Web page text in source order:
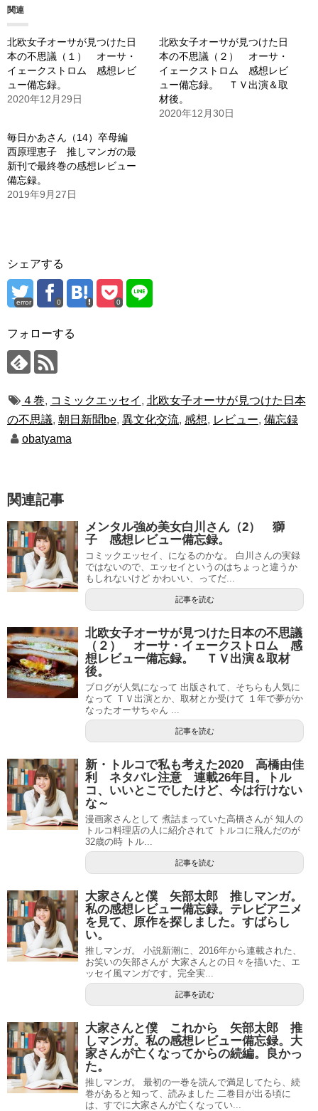
中…
関連
北欧女子オーサが見つけた日
本の不思議（１） オーサ・
イェークストロム 感想レビ
ュー備忘録。
2020年12月29日
北欧女子オーサが見つけた日
本の不思議（２） オーサ・
イェークストロム 感想レビ
ュー備忘録。 ＴＶ出演＆取
材後。
2020年12月30日
毎日かあさん（14）卒母編
西原理恵子 推しマンガの最
新刊で最終巻の感想レビュー
備忘録。
2019年9月27日
シェアする
error 0 0
フォローする
４巻, コミックエッセイ , 北欧女子オーサが見つけた日本
の不思議, 朝日新聞be, 異文化交流, 感想, レビュー, 備忘録
obatyama
関連記事
メンタル強め美女白川さん（2） 獅
子 感想レビュー備忘録。
コミックエッセイ、になるのかな。 白川さんの実録
ではないので、エッセイというのはちょっと違うか
もしれないけど かわいい、ってだ...
記事を読む
北欧女子オーサが見つけた日本の不思議
（２） オーサ・イェークストロム 感
想レビュー備忘録。 ＴＶ出演＆取材
後。
ブログが人気になって 出版されて、そちらも人気に
なって ＴＶ出演とか、取材とか受けて １年で夢がか
なったオーサちゃん ...
記事を読む
新・トルコで私も考えた2020 高橋由佳
利 ネタバレ注意 連載26年目。トル
コ、いいとこでしたけど、今は行けない
な～
漫画家さんとして 煮詰まっていた高橋さんが 知人の
トルコ料理店の人に紹介されて トルコに飛んだのが
32歳の時 トル...
記事を読む
大家さんと僕 矢部太郎 推しマンガ。
私の感想レビュー備忘録。テレビアニメ
を見て、原作を探しました。すばらし
い。
推しマンガ。 小説新潮に、2016年から連載された、
お笑いの矢部さんが 大家さんとの日々を描いた、エ
ッセイ風マンガです。完全実...
記事を読む
大家さんと僕 これから 矢部太郎 推
しマンガ。私の感想レビュー備忘録。大
家さんが亡くなってからの続編。良かっ
た。
推しマンガ。 最初の一巻を読んで満足してたら、続
巻があると知って、読みました 二巻目が出る頃に
は、すでに大家さんが亡くなってい...